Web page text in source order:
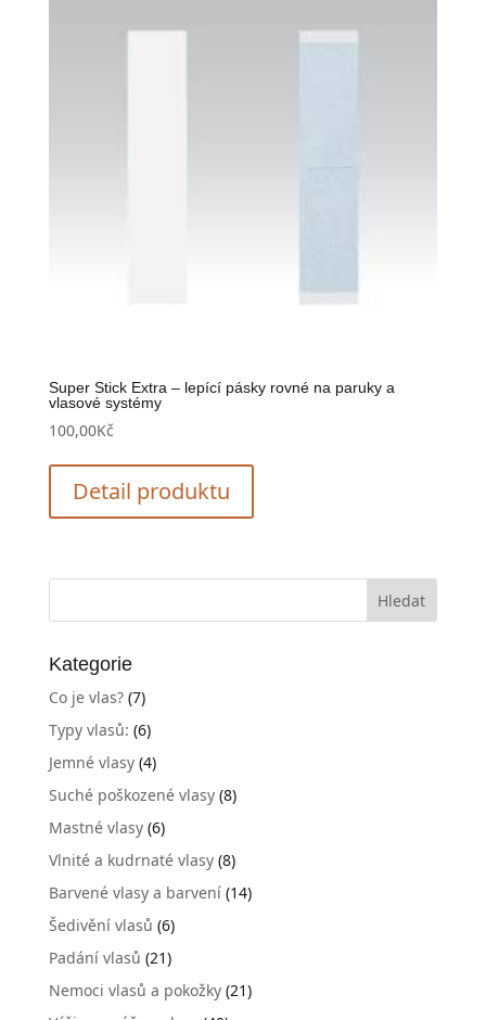
Super Stick Extra – lepící pásky rovné na paruky a
vlasové systémy
100,00Kč
Detail produktu
Kategorie
Co je vlas?(7)
Typy vlasů: (6)
Jemné vlasy(4)
Suché poškozené vlasy(8)
Mastné vlasy(6)
Vlnité a kudrnaté vlasy(8)
Barvené vlasy a barvení(14)
Šedivění vlasů (6)
Padání vlasů (21)
Nemoci vlasů a pokožky(21)